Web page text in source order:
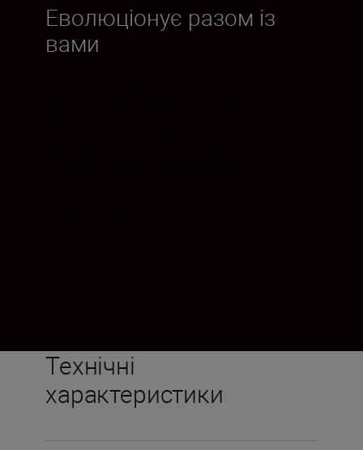
Еволюціонує разом із
вами
Технічні
характеристики